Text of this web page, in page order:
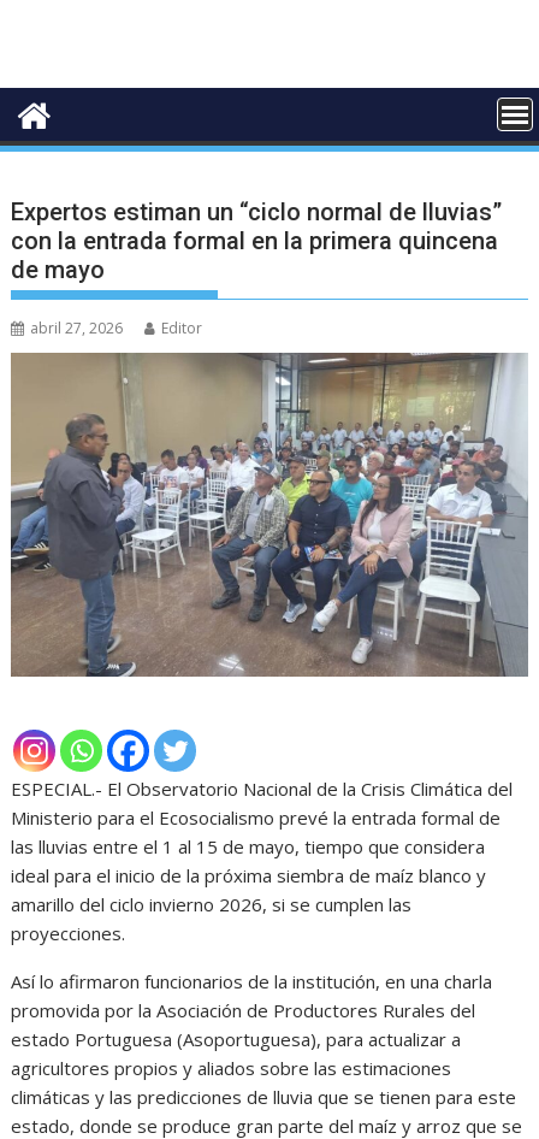
Expertos estiman un “ciclo normal de lluvias”
con la entrada formal en la primera quincena
de mayo
abril 27, 2026 Editor
ESPECIAL.- El Observatorio Nacional de la Crisis Climática del
Ministerio para el Ecosocialismo prevé la entrada formal de
las lluvias entre el 1 al 15 de mayo, tiempo que considera
ideal para el inicio de la próxima siembra de maíz blanco y
amarillo del ciclo invierno 2026, si se cumplen las
proyecciones.
Así lo afirmaron funcionarios de la institución, en una charla
promovida por la Asociación de Productores Rurales del
estado Portuguesa (Asoportuguesa), para actualizar a
agricultores propios y aliados sobre las estimaciones
climáticas y las predicciones de lluvia que se tienen para este
estado, donde se produce gran parte del maíz y arroz que se